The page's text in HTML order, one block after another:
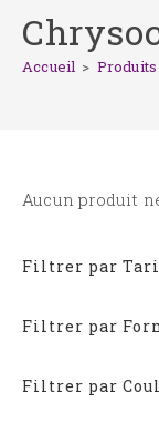
Accueil > Produits
Aucun produit
Filtrer par
Filtrer par
Filtrer par